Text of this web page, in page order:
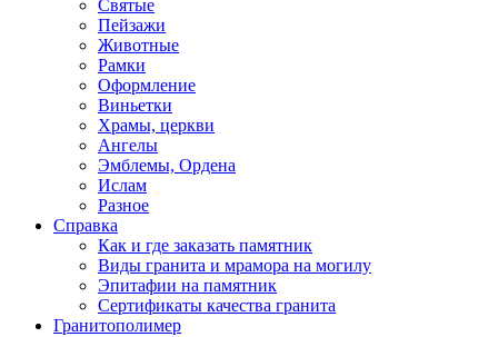
Святые
Пейзажи
Животные
Рамки
Оформление
Виньетки
Храмы, церкви
Ангелы
Эмблемы, Ордена
Ислам
Разное
Справка
Как и где заказать памятник
Виды гранита и мрамора на могилу
Эпитафии на памятник
Сертификаты качества гранита
Гранитополимер